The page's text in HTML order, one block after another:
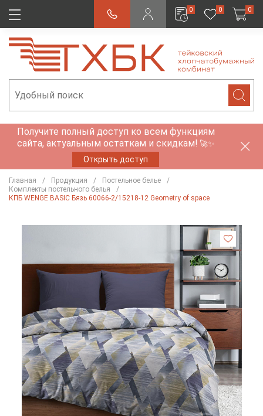
0 0 0
Получите полный доступ ко всем функциям
сайта, актуальным остаткам и скидкам! 🚀✨
Открыть доступ
Главная Продукция
Постельное белье
Комплекты постельного белья
КПБ WENGE BASIC Бязь 60066-2/15218-12 Geometry of space